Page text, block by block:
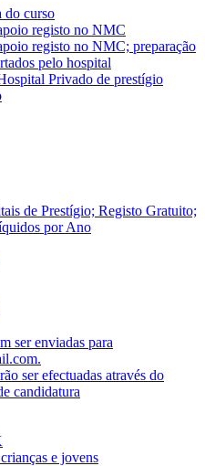
do curso
registo no NMC
registo no NMC; preparação
pelo hospital
Privado de prestígio
de Prestígio; Registo Gratuito;
por Ano
ser enviadas para
ser efectuadas através do
candidatura
e jovens